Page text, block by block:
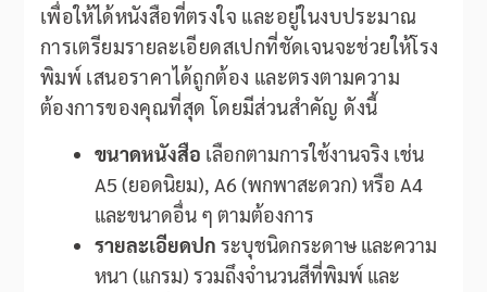
เพื่อให้ได้หนังสือที่ตรงใจ และอยู่ในงบประมาณ
การเตรียมรายละเอียดสเปกที่ชัดเจนจะช่วยให้โรง
พิมพ์ เสนอราคาได้ถูกต้อง และตรงตามความ
ต้องการของคุณที่สุด โดยมีส่วนสำคัญ ดังนี้
ขนาดหนังสือ เลือกตามการใช้งานจริง เช่น
A5 (ยอดนิยม), A6 (พกพาสะดวก) หรือ A4
และขนาดอื่น ๆ ตามต้องการ
รายละเอียดปก ระบุชนิดกระดาษ และความ
หนา (แกรม) รวมถึงจำนวนสีที่พิมพ์ และ